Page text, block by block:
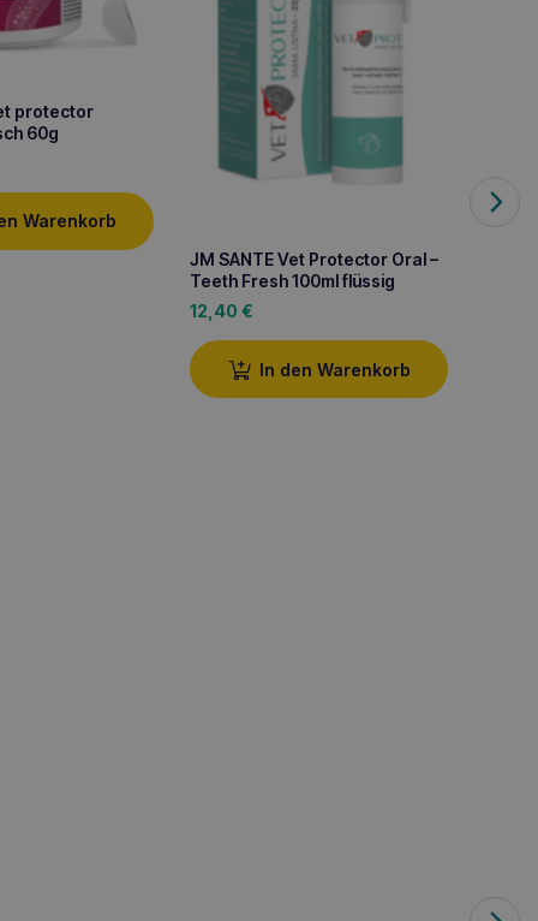
protector
60g
Warenkorb
JM SANTE Vet Protector Oral –
Teeth Fresh 100ml flüssig
12,40 €
In den Warenkorb
JM